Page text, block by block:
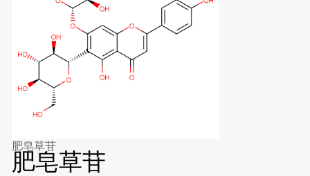
肥皂草苷
肥皂草苷